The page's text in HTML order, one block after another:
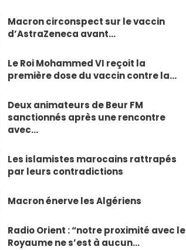
Macron circonspect sur le vaccin
d’AstraZeneca avant…
Le Roi Mohammed VI reçoit la
première dose du vaccin contre la…
Deux animateurs de Beur FM
sanctionnés après une rencontre
avec…
Les islamistes marocains rattrapés
par leurs contradictions
Macron énerve les Algériens
Radio Orient : “notre proximité avec le
Royaume ne s’est à aucun…